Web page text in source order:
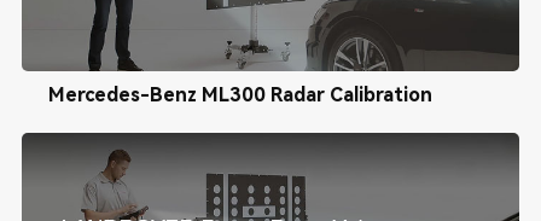
Mercedes-Benz ML300 Radar Calibration